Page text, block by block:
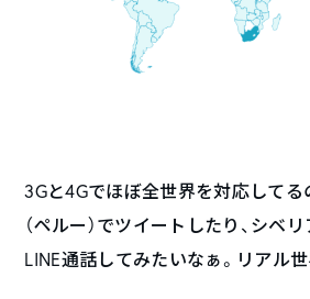
3Gと4Gでほぼ全世界を対応してる
（ペルー）でツイートしたり、シベリ
LINE通話してみたいなぁ。リアル世